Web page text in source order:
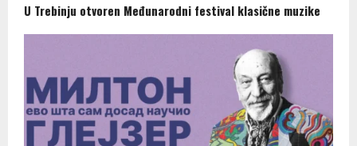
U Trebinju otvoren Međunarodni festival klasične muzike